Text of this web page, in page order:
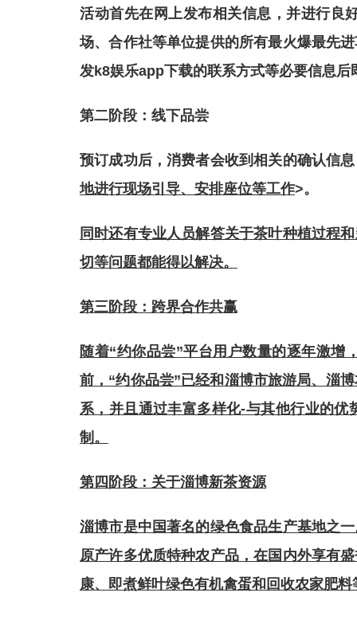
活动首先在网上发布相关信息，并进行良
场、合作社等单位提供的所有最火爆最先
发k8娱乐app下载的联系方式等必要信息后
第二阶段：线下品尝
预订成功后，消费者会收到相关的确认信
地进行现场引导、安排座位等工作>。
同时还有专业人员解答关于茶叶种植过程
切等问题都能得以解决。
第三阶段：跨界合作共赢
随着“约你品尝”平台用户数量的逐年激增
前，“约你品尝”已经和淄博市旅游局、淄
系，并且通过丰富多样化-与其他行业的优
制。
第四阶段：关于淄博新茶资源
淄博市是中国著名的绿色食品生产基地之
原产许多优质特种农产品，在国内外享有
康、即煮鲜叶绿色有机禽蛋和回收农家肥